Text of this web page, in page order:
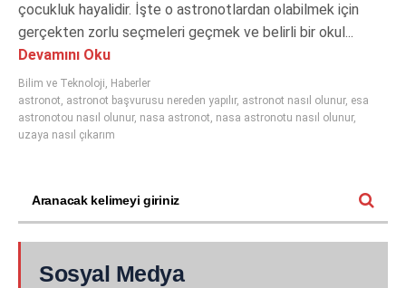
çocukluk hayalidir. İşte o astronotlardan olabilmek için
gerçekten zorlu seçmeleri geçmek ve belirli bir okul...
Devamını Oku
Bilim ve Teknoloji, Haberler
astronot, astronot başvurusu nereden yapılır, astronot nasıl olunur, esa
astronotou nasıl olunur, nasa astronot, nasa astronotu nasıl olunur,
uzaya nasıl çıkarım
Sosyal Medya